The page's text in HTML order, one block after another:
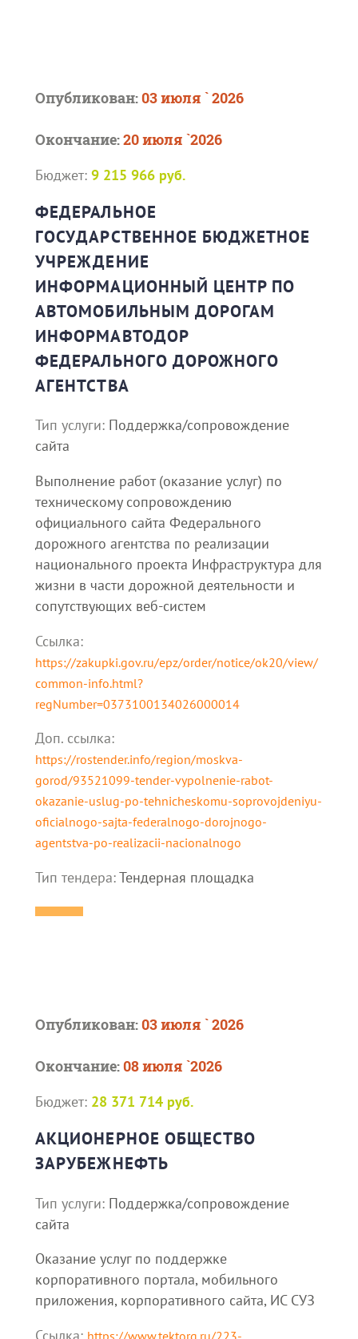
Опубликован:03 июля ` 2026
Окончание:20 июля `2026
Бюджет: 9 215 966 руб.
ФЕДЕРАЛЬНОЕ
ГОСУДАРСТВЕННОЕ БЮДЖЕТНОЕ
УЧРЕЖДЕНИЕ
ИНФОРМАЦИОННЫЙ ЦЕНТР ПО
АВТОМОБИЛЬНЫМ ДОРОГАМ
ИНФОРМАВТОДОР
ФЕДЕРАЛЬНОГО ДОРОЖНОГО
АГЕНТСТВА
Тип услуги: Поддержка/сопровождение
сайта
Выполнение работ (оказание услуг) по
техническому сопровождению
официального сайта Федерального
дорожного агентства по реализации
национального проекта Инфраструктура для
жизни в части дорожной деятельности и
сопутствующих веб-систем
Ссылка:
https://zakupki.gov.ru/epz/order/notice/ok20/view/
common-info.html?
regNumber=0373100134026000014
Доп. cсылка:
https://rostender.info/region/moskva-
gorod/93521099-tender-vypolnenie-rabot-
okazanie-uslug-po-tehnicheskomu-soprovojdeniyu-
oficialnogo-sajta-federalnogo-dorojnogo-
agentstva-po-realizacii-nacionalnogo
Тип тендера:Тендерная площадка
Опубликован:03 июля ` 2026
Окончание:08 июля `2026
Бюджет: 28 371 714 руб.
АКЦИОНЕРНОЕ ОБЩЕСТВО
ЗАРУБЕЖНЕФТЬ
Тип услуги: Поддержка/сопровождение
сайта
Оказание услуг по поддержке
корпоративного портала, мобильного
приложения, корпоративного сайта, ИС СУЗ
Ссылка: https://www.tektorg.ru/223-